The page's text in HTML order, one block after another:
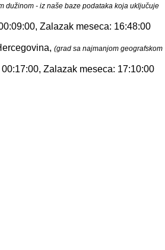
dužinom - iz naše baze podataka koja uključuje
Zalazak meseca: 16:48:00
(grad sa najmanjom geografskom
Zalazak meseca: 17:10:00